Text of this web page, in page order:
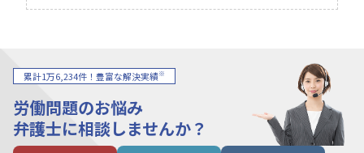
累計1万6,234件！豊富な解決実績※
労働問題のお悩み
弁護士に相談しませんか？